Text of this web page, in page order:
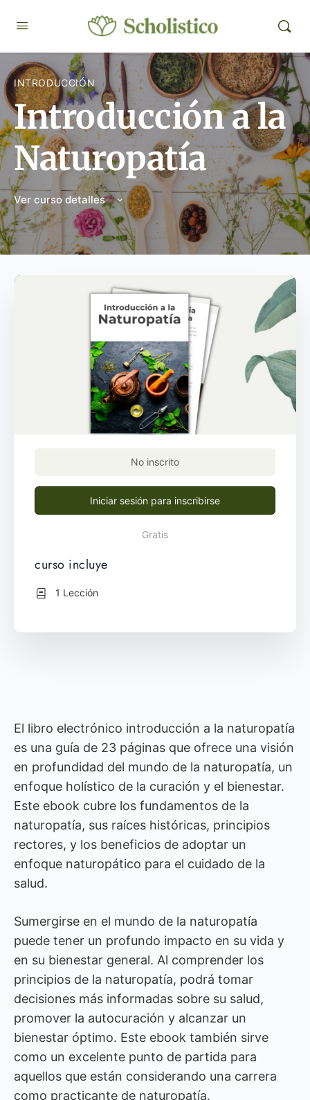
INTRODUCCIÓN
Introducción a la
Naturopatía
Ver curso detalles
El libro electrónico introducción a la naturopatía
es una guía de 23 páginas que ofrece una visión
en profundidad del mundo de la naturopatía, un
enfoque holístico de la curación y el bienestar.
Este ebook cubre los fundamentos de la
naturopatía, sus raíces históricas, principios
rectores, y los beneficios de adoptar un
enfoque naturopático para el cuidado de la
salud.
Sumergirse en el mundo de la naturopatía
puede tener un profundo impacto en su vida y
en su bienestar general. Al comprender los
principios de la naturopatía, podrá tomar
decisiones más informadas sobre su salud,
promover la autocuración y alcanzar un
bienestar óptimo. Este ebook también sirve
como un excelente punto de partida para
aquellos que están considerando una carrera
como practicante de naturopatía.
No inscrito
Iniciar sesión para inscribirse
Gratis
curso incluye
1 Lección